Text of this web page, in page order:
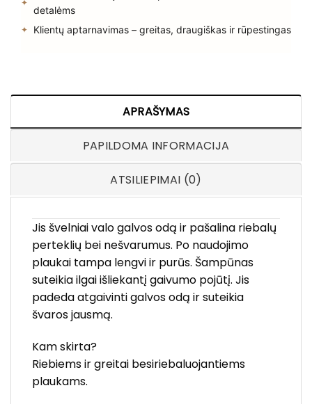
detalėms
Klientų aptarnavimas – greitas, draugiškas ir rūpestingas
APRAŠYMAS
PAPILDOMA INFORMACIJA
ATSILIEPIMAI (0)
Jis švelniai valo galvos odą ir pašalina riebalų
perteklių bei nešvarumus. Po naudojimo
plaukai tampa lengvi ir purūs. Šampūnas
suteikia ilgai išliekantį gaivumo pojūtį. Jis
padeda atgaivinti galvos odą ir suteikia
švaros jausmą.
Kam skirta?
Riebiems ir greitai besiriebaluojantiems
plaukams.